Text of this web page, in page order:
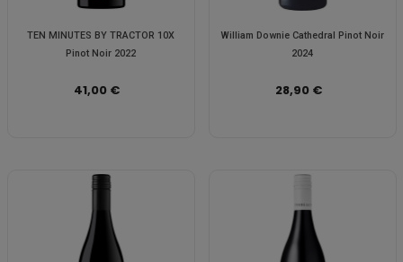
TEN MINUTES BY TRACTOR 10X
Pinot Noir 2022
41,00 €
William Downie Cathedral Pinot Noir
2024
28,90 €